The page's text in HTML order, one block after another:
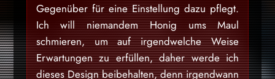
Gegenüber für eine Einstellung dazu pflegt.
Ich will niemandem Honig ums Maul
schmieren, um auf irgendwelche Weise
Erwartungen zu erfüllen, daher werde ich
dieses Design beibehalten, denn irgendwann